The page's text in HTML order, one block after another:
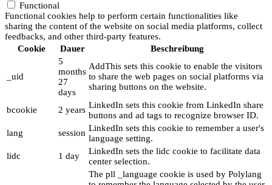
Functional
Functional cookies help to perform certain functionalities like
sharing the content of the website on social media platforms, collect
feedbacks, and other third-party features.
Cookie
Dauer Beschreibung
_uid
5
months
27
days
AddThis sets this cookie to enable the visitors
to share the web pages on social platforms via
sharing buttons on the website.
bcookie 2 years LinkedIn sets this cookie from LinkedIn share
buttons and ad tags to recognize browser ID.
lang
session LinkedIn sets this cookie to remember a user's
language setting.
lidc
1 day
LinkedIn sets the lidc cookie to facilitate data
center selection.
The pll _language cookie is used by Polylang